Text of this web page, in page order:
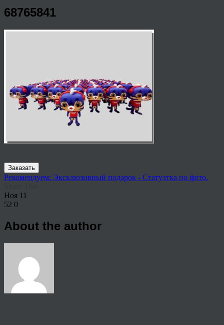
68765841
Заказать
Рекомендуем: Эксклюзивный подарок - Статуэтка по фото.
Ноя 11
52 0
About the author